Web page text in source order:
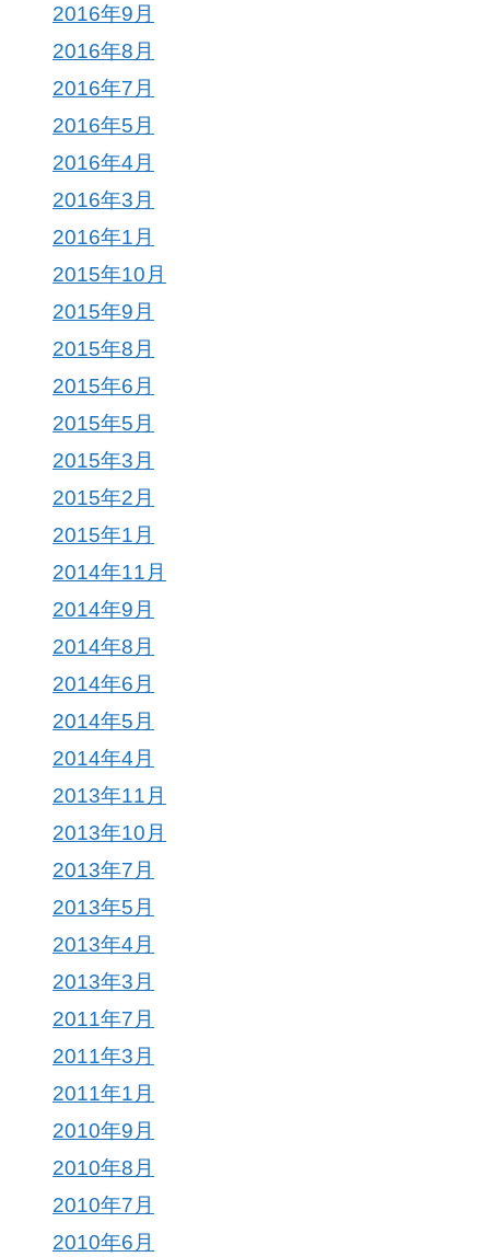
2016年9月
2016年8月
2016年7月
2016年5月
2016年4月
2016年3月
2016年1月
2015年10月
2015年9月
2015年8月
2015年6月
2015年5月
2015年3月
2015年2月
2015年1月
2014年11月
2014年9月
2014年8月
2014年6月
2014年5月
2014年4月
2013年11月
2013年10月
2013年7月
2013年5月
2013年4月
2013年3月
2011年7月
2011年3月
2011年1月
2010年9月
2010年8月
2010年7月
2010年6月